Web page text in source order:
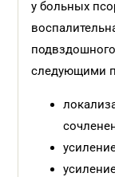
у больных
подвздошного
следующими